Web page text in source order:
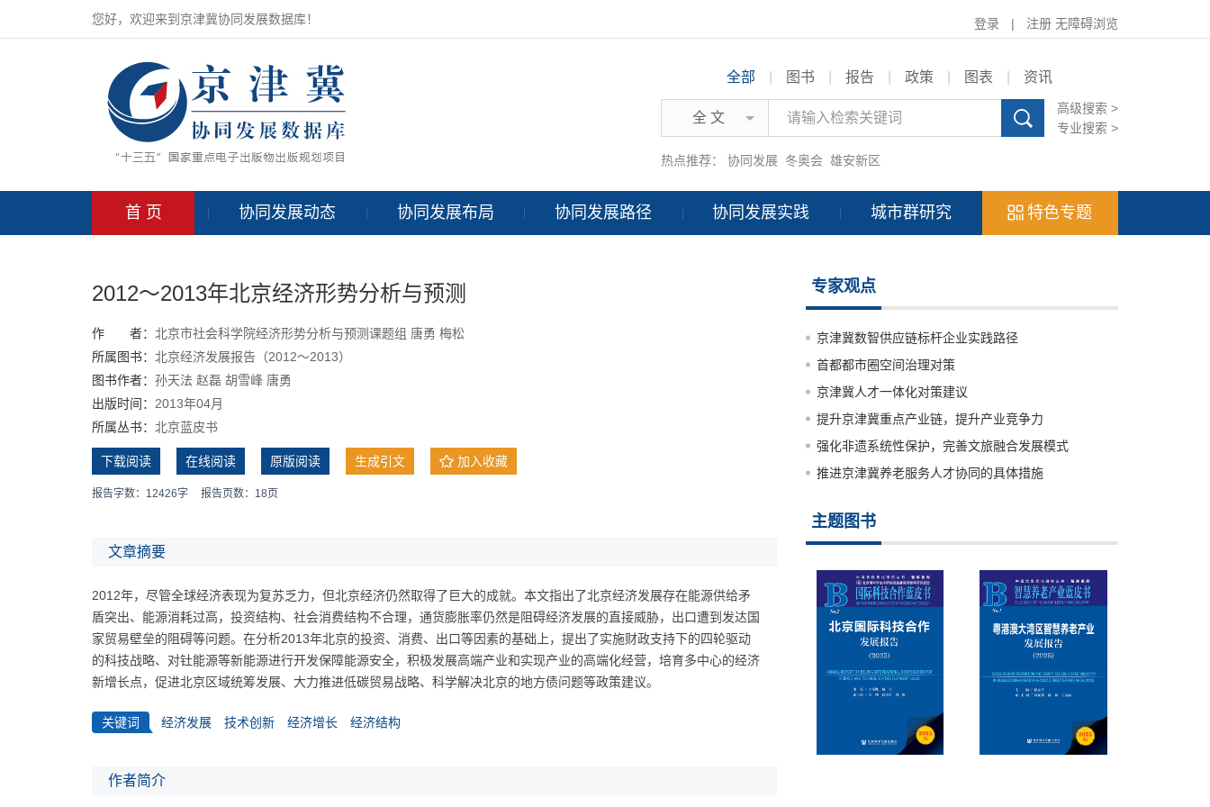
您好，欢迎来到京津冀协同发展数据库！ 登录 | 注册 无障碍浏览
全部 图书 报告 政策 图表 资讯
全 文
高级搜索 >
专业搜索 >
热点推荐： 协同发展 冬奥会 雄安新区
首 页 协同发展动态 协同发展布局 协同发展路径 协同发展实践 城市群研究 特色专题
2012～2013年北京经济形势分析与预测
作 者： 北京市社会科学院经济形势分析与预测课题组 唐勇 梅松
所属图书： 北京经济发展报告（2012～2013）
图书作者： 孙天法 赵磊 胡雪峰 唐勇
出版时间： 2013年04月
所属丛书： 北京蓝皮书
下载阅读 在线阅读 原版阅读 生成引文 加入收藏
报告字数：12426字 报告页数：18页
文章摘要
2012年，尽管全球经济表现为复苏乏力，但北京经济仍然取得了巨大的成就。本文指出了北京经济发展存在能源供给矛
盾突出、能源消耗过高，投资结构、社会消费结构不合理，通货膨胀率仍然是阻碍经济发展的直接威胁，出口遭到发达国
家贸易壁垒的阻碍等问题。在分析2013年北京的投资、消费、出口等因素的基础上，提出了实施财政支持下的四轮驱动
的科技战略、对钍能源等新能源进行开发保障能源安全，积极发展高端产业和实现产业的高端化经营，培育多中心的经济
新增长点，促进北京区域统筹发展、大力推进低碳贸易战略、科学解决北京的地方债问题等政策建议。
关键词 经济发展 技术创新 经济增长 经济结构
作者简介
专家观点
京津冀数智供应链标杆企业实践路径
首都都市圈空间治理对策
京津冀人才一体化对策建议
提升京津冀重点产业链，提升产业竞争力
强化非遗系统性保护，完善文旅融合发展模式
推进京津冀养老服务人才协同的具体措施
主题图书